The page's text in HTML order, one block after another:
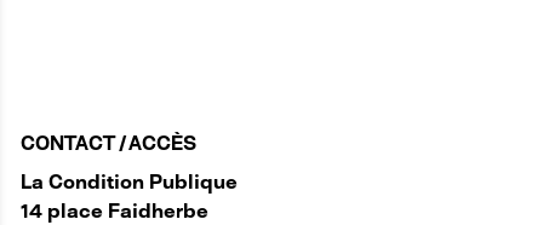
CONTACT / ACCÈS
La Condition Publique
14 place Faidherbe